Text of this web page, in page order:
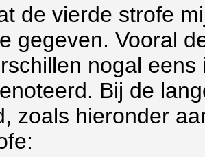
de vierde strofe
gegeven. Vooral
nogal
Bij de
zoals hieronder